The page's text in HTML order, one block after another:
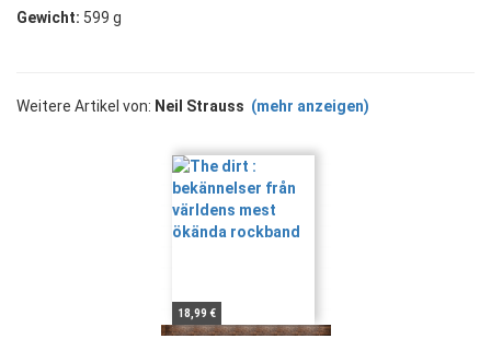
Gewicht: 599 g
Weitere Artikel von: Neil Strauss (mehr anzeigen)
18,99 €